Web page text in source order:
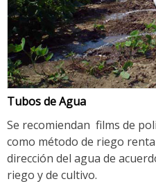
Tubos de Agua
Se recomiendan films de
como método de riego
dirección del agua de
riego y de cultivo.